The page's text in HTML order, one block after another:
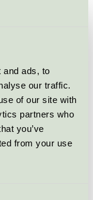
and ads, to
our traffic.
of our site with
partners who
you’ve
from your use
(9V)